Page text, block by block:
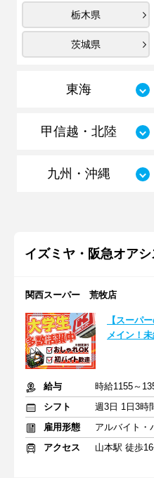
栃木県
茨城県
東海
甲信越・北陸
九州・沖縄
イズミヤ・阪急オア
関西スーパー 荒牧店
【スーパ
メイン！
給与
シフト
週3日 1日3時
雇用形態
アルバイト・
アクセス
山本駅 徒歩